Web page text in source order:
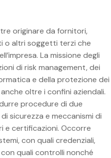
originare da fornitori,
o altri soggetti terzi che
La missione degli
di risk management, dei
e della protezione dei
oltre i confini aziendali.
procedure di due
sicurezza e meccanismi di
e certificazioni. Occorre
con quali credenziali,
quali controlli nonché